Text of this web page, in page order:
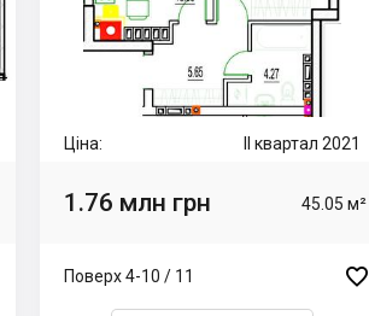
Ціна: II квартал 2021
1.76 млн грн 45.05 м²
Поверх 4-10 / 11 